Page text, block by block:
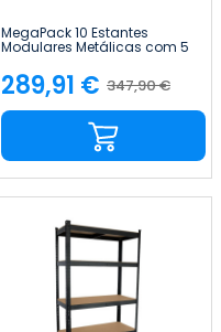
MegaPack 10 Estantes
Modulares Metálicas com 5
40 x 180 cm 7house
Preço
normal
347,90 €
Preço
289,91 €